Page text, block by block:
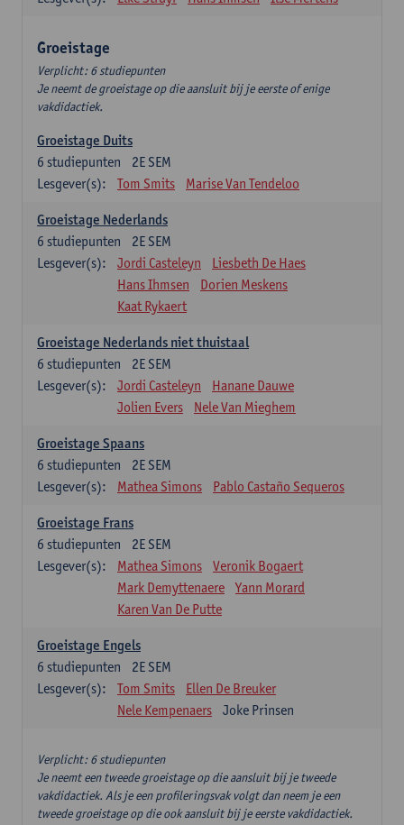
Groeistage
Verplicht: 6 studiepunten
Je neemt de groeistage op die aansluit bij je eerste of enige
vakdidactiek.
Groeistage Duits
2E SEM
6 studiepunten
Lesgever(s):
Tom Smits Marise Van Tendeloo
Groeistage Nederlands
2E SEM
6 studiepunten
Lesgever(s):
Jordi Casteleyn
Liesbeth De Haes
Hans Ihmsen
Dorien Meskens
Kaat Rykaert
Groeistage Nederlands niet thuistaal
2E SEM
6 studiepunten
Lesgever(s):
Jordi Casteleyn
Hanane Dauwe
Jolien Evers
Nele Van Mieghem
Groeistage Spaans
2E SEM
6 studiepunten
Lesgever(s):
Mathea Simons Pablo Castaño Sequeros
Groeistage Frans
2E SEM
6 studiepunten
Lesgever(s):
Mathea Simons
Veronik Bogaert
Mark Demyttenaere
Yann Morard
Karen Van De Putte
Groeistage Engels
2E SEM
6 studiepunten
Lesgever(s):
Tom Smits
Ellen De Breuker
Nele Kempenaers
Joke Prinsen
Verplicht: 6 studiepunten
Je neemt een tweede groeistage op die aansluit bij je tweede
vakdidactiek. Als je een profileringsvak volgt dan neem je een
tweede groeistage op die ook aansluit bij je eerste vakdidactiek.